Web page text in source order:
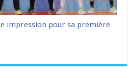
impression pour sa première